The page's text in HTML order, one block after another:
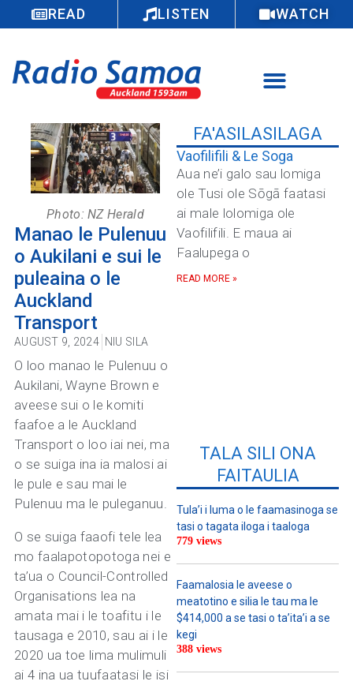
READ LISTEN WATCH
Photo: NZ Herald
Manao le Pulenuu
o Aukilani e sui le
puleaina o le
Auckland
Transport
AUGUST 9, 2024 NIU SILA
O loo manao le Pulenuu o
Aukilani, Wayne Brown e
aveese sui o le komiti
faafoe a le Auckland
Transport o loo iai nei, ma
o se suiga ina ia malosi ai
le pule e sau mai le
Pulenuu ma le puleganuu.
O se suiga faaofi tele lea
mo faalapotopotoga nei e
ta’ua o Council-Controlled
Organisations lea na
amata mai i le toafitu i le
tausaga e 2010, sau ai i le
2020 ua toe lima mulimuli
ai 4 ina ua tuufaatasi le isi
FA'ASILASILAGA
Vaofilifili & Le Soga
Aua ne’i galo sau lomiga
ole Tusi ole Sōgā faatasi
ai male lolomiga ole
Vaofilifili. E maua ai
Faalupega o
READ MORE »
TALA SILI ONA
FAITAULIA
Tula’i i luma o le faamasinoga se
tasi o tagata iloga i taaloga
779 views
Faamalosia le aveese o
meatotino e silia le tau ma le
$414,000 a se tasi o ta’ita’i a se
kegi
388 views